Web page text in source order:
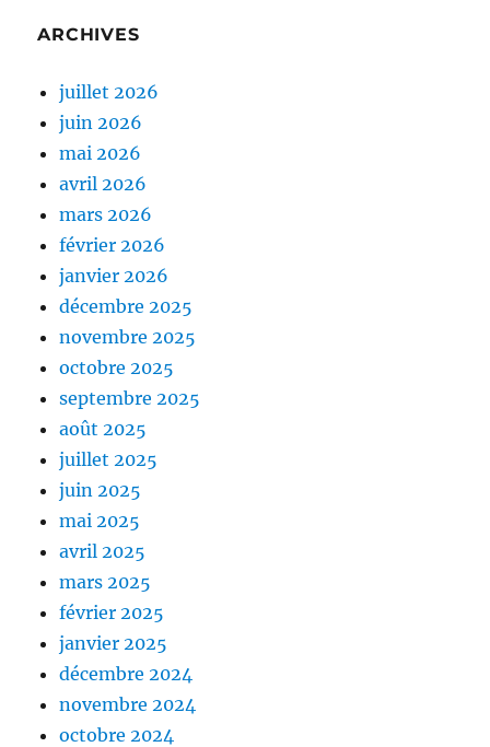
ARCHIVES
juillet 2026
juin 2026
mai 2026
avril 2026
mars 2026
février 2026
janvier 2026
décembre 2025
novembre 2025
octobre 2025
septembre 2025
août 2025
juillet 2025
juin 2025
mai 2025
avril 2025
mars 2025
février 2025
janvier 2025
décembre 2024
novembre 2024
octobre 2024